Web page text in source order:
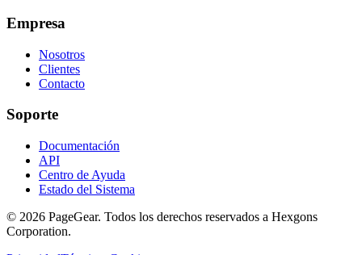
Empresa
Nosotros
Clientes
Contacto
Soporte
Documentación
API
Centro de Ayuda
Estado del Sistema
© 2026 PageGear. Todos los derechos reservados a Hexgons
Corporation.